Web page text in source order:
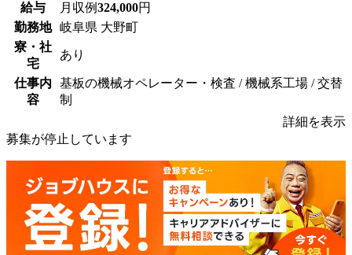
給与 月収例324,000円
勤務地
岐阜県 大野町
寮・社
宅
あり
仕事内
容
基板の機械オペレーター・検査 / 機械系工場 / 交替
制
詳細を表示
募集が停止しています